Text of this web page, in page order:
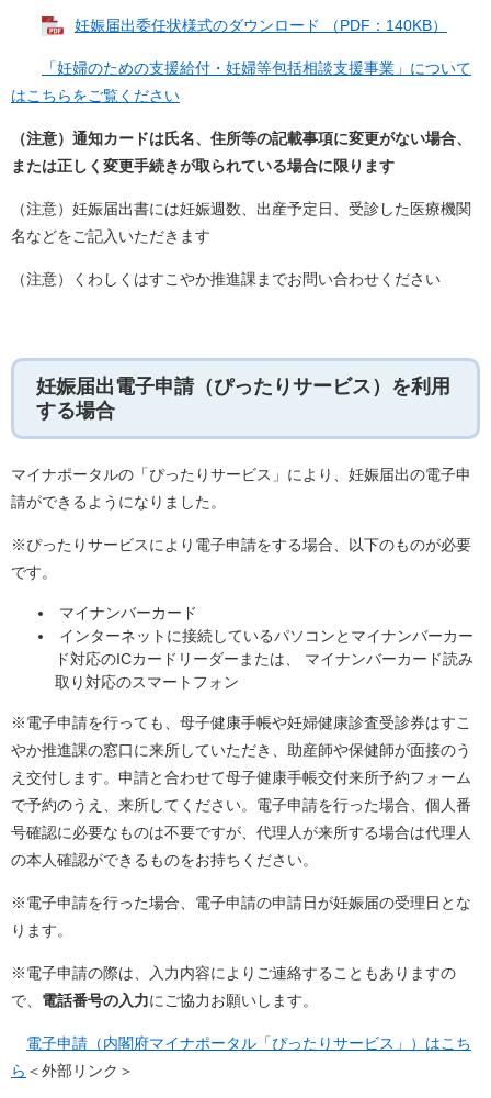
妊娠届出委任状様式のダウンロード （PDF：140KB）
「妊婦のための支援給付・妊婦等包括相談支援事業」について
はこちらをご覧ください
（注意）通知カードは氏名、住所等の記載事項に変更がない場合、
または正しく変更手続きが取られている場合に限ります
（注意）妊娠届出書には妊娠週数、出産予定日、受診した医療機関
名などをご記入いただきます
（注意）くわしくはすこやか推進課までお問い合わせください
妊娠届出電子申請（ぴったりサービス）を利用
する場合
マイナポータルの「ぴったりサービス」により、妊娠届出の電子申
請ができるようになりました。
※ぴったりサービスにより電子申請をする場合、以下のものが必要
です。
マイナンバーカード
インターネットに接続しているパソコンとマイナンバーカー
ド対応のICカードリーダーまたは、 マイナンバーカード読み
取り対応のスマートフォン
※電子申請を行っても、母子健康手帳や妊婦健康診査受診券はすこ
やか推進課の窓口に来所していただき、助産師や保健師が面接のう
え交付します。申請と合わせて母子健康手帳交付来所予約フォーム
で予約のうえ、来所してください。電子申請を行った場合、個人番
号確認に必要なものは不要ですが、代理人が来所する場合は代理人
の本人確認ができるものをお持ちください。
※電子申請を行った場合、電子申請の申請日が妊娠届の受理日とな
ります。
※電子申請の際は、入力内容によりご連絡することもありますの
で、 電話番号の入力にご協力お願いします。
電子申請（内閣府マイナポータル「ぴったりサービス」）はこち
ら ＜外部リンク＞